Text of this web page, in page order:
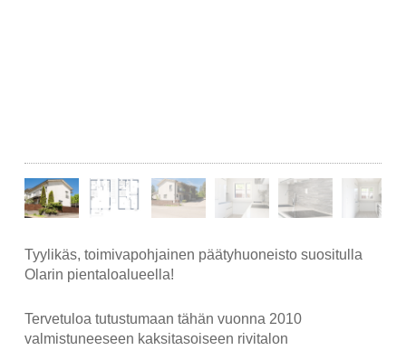
Tyylikäs, toimivapohjainen päätyhuoneisto suositulla
Olarin pientaloalueella!
Tervetuloa tutustumaan tähän vuonna 2010
valmistuneeseen kaksitasoiseen rivitalon